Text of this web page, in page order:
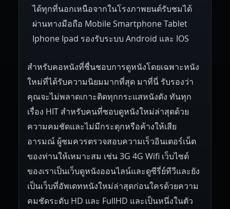
ได้ทุกที่นอกเหนือจากในโรงภาพยนต์รับชมได้
ผ่านทางมือถือ Mobile Smartphone Tablet
Iphone Ipad รองรับระบบ Android และ IOS
สำหรับคอหนังที่ชื่นชอบการดูหนังโดยเฉพาะหนัง
ใหม่ที่ได้รับความนิยมมากที่สุด มาที่นี่ รับรองว่า
คุณจะไม่พลาดเกาะติดทุกกระแสหนังดัง ทันทุก
เรื่อง HIT สำหรับคนที่ชอบดูหนังใหม่ล่าสุดด้วย
ความคมชัดและไม่มีกระตุกหรือค้างให้เสีย
อารมณ์ ผู้ชมควรตรวจสอบความเร็วอินเตอร์เน็ต
ของท่านให้เหมาะสม เช่น 3G 4G Wifi เว็บไซต์
ของเราเป็นเว็บดูหนังออนไลน์และดูซีรี่ย์ทีวีและยัง
เป็นเว็บที่อัพเดทหนังใหม่ล่าสุดก่อนใครด้วยความ
คมชัดระดับ HD และ FullHD และเป็นหนึ่งในตัว